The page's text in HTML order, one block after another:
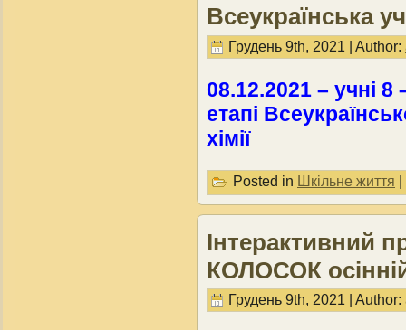
Всеукраїнська
Грудень 9th, 2021 | Author:
08.12.2021 – учні 8
етапі
хімії
Posted in Шкільне життя
Інтерактивний
КОЛОСОК
Грудень 9th, 2021 | Author: